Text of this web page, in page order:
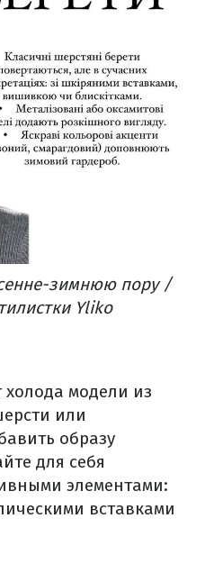
зимнюю пору /
Yliko
модели из
или
образу
для себя
элементами:
вставками